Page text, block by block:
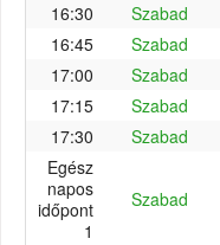
16:30 Szabad
16:45
Szabad
17:00
Szabad
17:15
Szabad
17:30
Szabad
Egész
napos
időpont
1
Szabad